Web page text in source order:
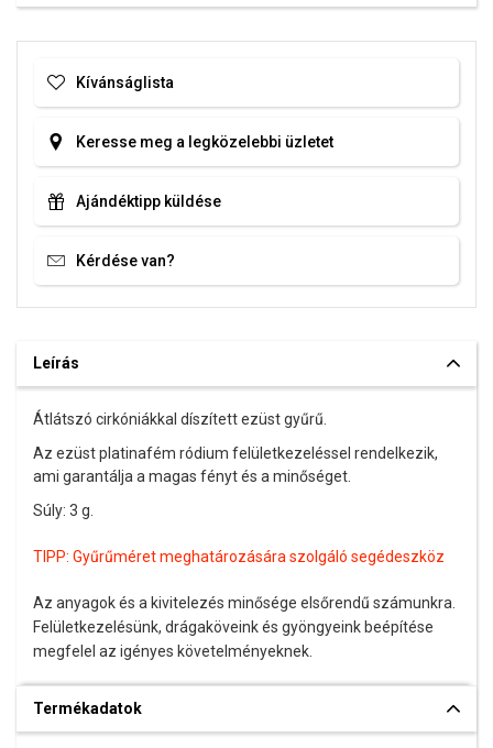
Kívánságlista
Keresse meg a legközelebbi üzletet
Ajándéktipp küldése
Kérdése van?
Leírás
Átlátszó cirkóniákkal díszített ezüst gyűrű.
Az ezüst platinafém ródium felületkezeléssel rendelkezik,
ami garantálja a magas fényt és a minőséget.
Súly: 3 g.
TIPP: Gyűrűméret meghatározására szolgáló segédeszköz
Az anyagok és a kivitelezés minősége elsőrendű számunkra.
Felületkezelésünk, drágaköveink és gyöngyeink beépítése
megfelel az igényes követelményeknek.
Termékadatok